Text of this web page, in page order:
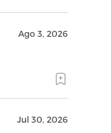
Ago 3, 2026
Jul 30, 2026